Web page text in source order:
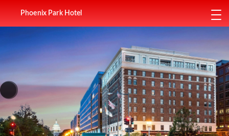
Phoenix Park Hotel